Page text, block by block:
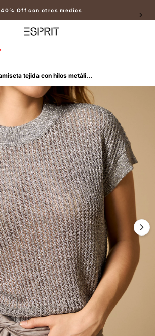
40% Off con otros medios
Camiseta tejida con hilos metálicos manga larga cuello redondo - Gris